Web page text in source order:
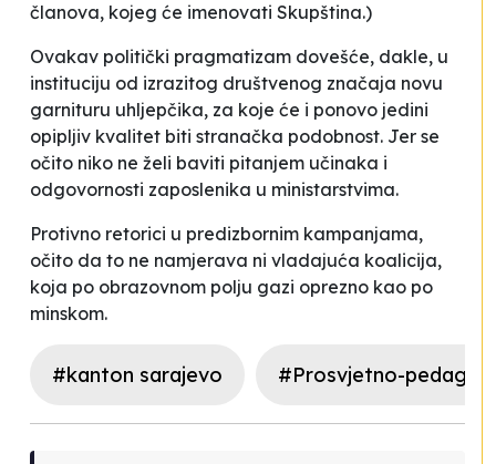
članova, kojeg će imenovati Skupština.)
Ovakav politički pragmatizam dovešće, dakle, u
instituciju od izrazitog društvenog značaja novu
garnituru uhljepčika, za koje će i ponovo jedini
opipljiv kvalitet biti stranačka podobnost. Jer se
očito niko ne želi baviti pitanjem učinaka i
odgovornosti zaposlenika u ministarstvima.
Protivno retorici u predizbornim kampanjama,
očito da to ne namjerava ni vladajuća koalicija,
koja po obrazovnom polju gazi oprezno kao po
minskom.
#kanton sarajevo #Prosvjetno-